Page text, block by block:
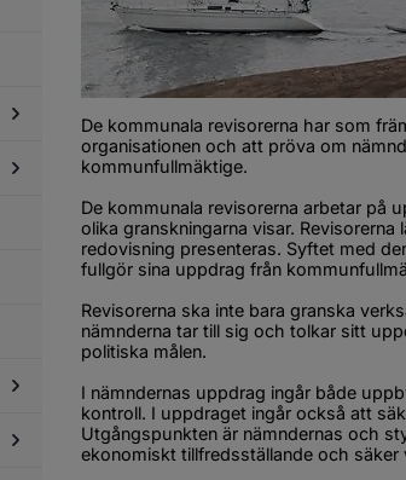
Undersidor
Förvaltningar
Undersidor
beredskap
Undersidor
De kommunala revisorerna har som
organisa­tionen och att pröva om
kommunfullmäktige.
De kommunala revisorerna arbetar på
olika granskningarna visar.
redovisning presenteras. Syftet med
fullgör sina uppdrag från
Revisorerna ska inte bara granska
nämnderna tar till sig och tolkar sitt
politiska målen.
I nämndernas uppdrag ingår både
kontroll. I upp­draget ingår också att
Utgångspunkten är nämndernas och
ekonomiskt tillfredsställande och